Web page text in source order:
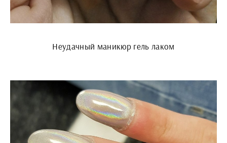
Неудачный маникюр гель лаком